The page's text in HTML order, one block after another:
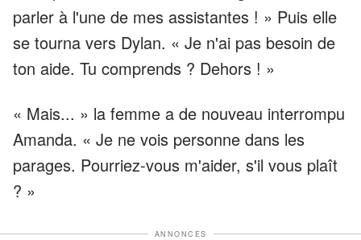
parler à l'une de mes assistantes ! » Puis elle
se tourna vers Dylan. « Je n'ai pas besoin de
ton aide. Tu comprends ? Dehors ! »
« Mais... » la femme a de nouveau interrompu
Amanda. « Je ne vois personne dans les
parages. Pourriez-vous m'aider, s'il vous plaît
? »
ANNONCES